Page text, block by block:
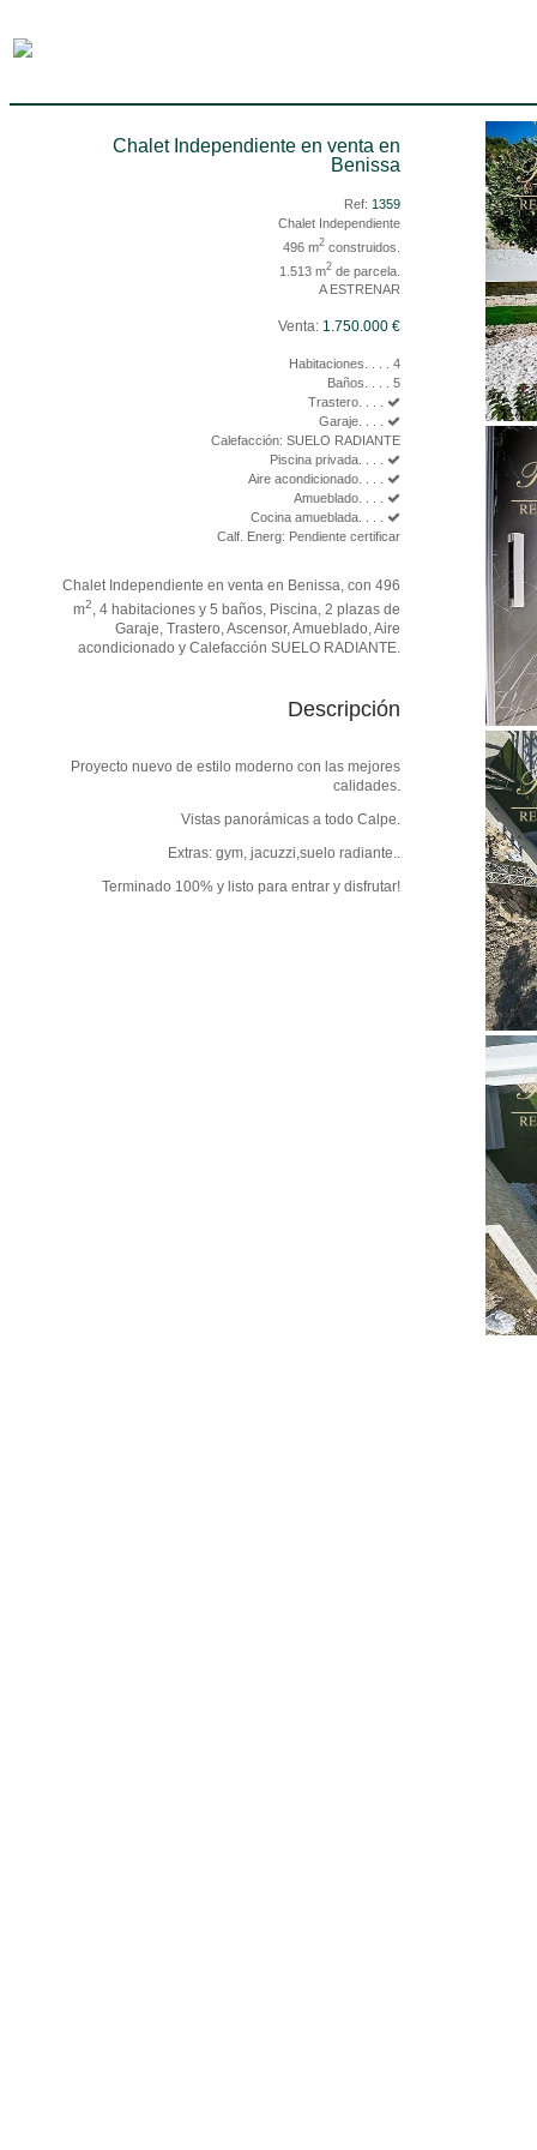
Chalet Independiente en venta en
Benissa
Ref: 1359
Chalet Independiente
496 m2 construidos.
1.513 m2 de parcela.
A ESTRENAR
Venta: 1.750.000 €
Habitaciones. . . . 4
Baños. . . . 5
Trastero. . . .
Garaje. . . .
Calefacción: SUELO RADIANTE
Piscina privada. . . .
Aire acondicionado. . . .
Amueblado. . . .
Cocina amueblada. . . .
Calf. Energ: Pendiente certificar
Chalet Independiente en venta en Benissa, con 496
m2, 4 habitaciones y 5 baños, Piscina, 2 plazas de
Garaje, Trastero, Ascensor, Amueblado, Aire
acondicionado y Calefacción SUELO RADIANTE.
Descripción
Proyecto nuevo de estilo moderno con las mejores
calidades.
Vistas panorámicas a todo Calpe.
Extras: gym, jacuzzi,suelo radiante..
Terminado 100% y listo para entrar y disfrutar!